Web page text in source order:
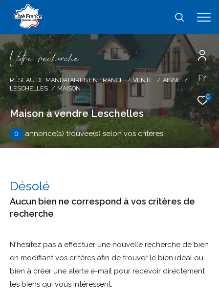
Fr
0
Vore recece
RÉSEAU DE MANDATAIRES EN FRANCE VENTE
AISNE
LESCHELLES
MAISON
Maison à vendre Leschelles
0 annonce(s) trouvée(s) selon vos critères
Désolé
Aucun bien ne correspond à vos critères de
recherche
N'hésitez pas à effectuer une nouvelle recherche de bien
en modifiant vos critères afin de trouver le bien idéal ou
bien à créer une alerte e-mail pour recevoir directement
les biens qui vous intéressent.
Effectuer une recherche
et trouver le bien qui correspond à vos
critères
Type
d'offre
Vente
bien
Ville
Budget
Surface
Surface